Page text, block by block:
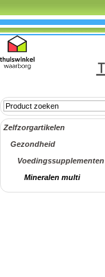
Zelfzorgartikelen
Gezondheid
Voedingssupplementen
Mineralen multi